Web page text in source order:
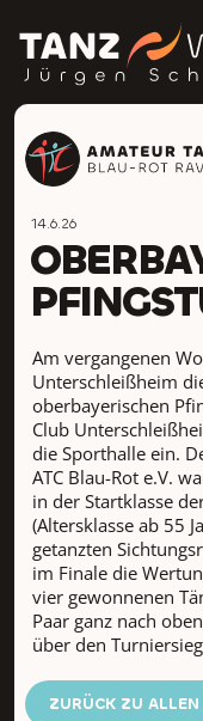
14.6.26
Am vergangenen
Unterschleißheim
oberbayerischen
Club
die Sporthalle ein.
ATC Blau-Rot e.V.
in der Startklasse
(Altersklasse ab 55
getanzten
im Finale die
vier gewonnenen
Paar ganz nach
über den
ZURÜCK ZU ALLEN